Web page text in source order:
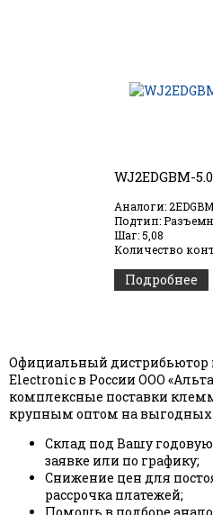
WJ2EDGBM-
Аналоги:
Подтип:
Шаг: 5,08
Количество
Подробнее
Официальный дистрибьютор
Electronic в России ООО
комплексные поставки
крупным оптом на выгодных
Склад под Вашу годовую
заявке или по графику;
Снижение цен для
рассрочка платежей;
Помощь в подборе